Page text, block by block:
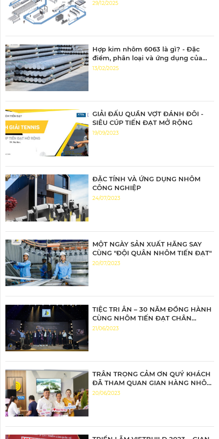
29/12/2025
Hợp kim nhôm 6063 là gì? - Đặc
điểm, phân loại và ứng dụng của
nhôm 6063
13/02/2025
GIẢI ĐẤU QUẦN VỢT ĐÁNH ĐÔI -
SIÊU CÚP TIẾN ĐẠT MỞ RỘNG
19/09/2023
ĐẶC TÍNH VÀ ỨNG DỤNG NHÔM
CÔNG NGHIỆP
24/07/2023
MỘT NGÀY SẢN XUẤT HĂNG SAY
CÙNG "ĐỘI QUÂN NHÔM TIẾN ĐẠT"
20/07/2023
TIỆC TRI ÂN – 30 NĂM ĐỒNG HÀNH
CÙNG NHÔM TIẾN ĐẠT CHÂN
THÀNH TRI ÂN – ĐỒNG HÀNH BỨT
21/06/2023
TRÂN TRỌNG CẢM ƠN QUÝ KHÁCH
ĐÃ THAM QUAN GIAN HÀNG NHÔM
TIẾN ĐẠT
20/06/2023